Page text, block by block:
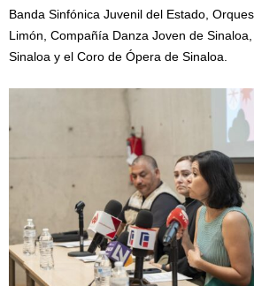
Banda Sinfónica Juvenil del Estado,
Limón, Compañía Danza Joven de
Sinaloa y el Coro de Ópera de Sinaloa.